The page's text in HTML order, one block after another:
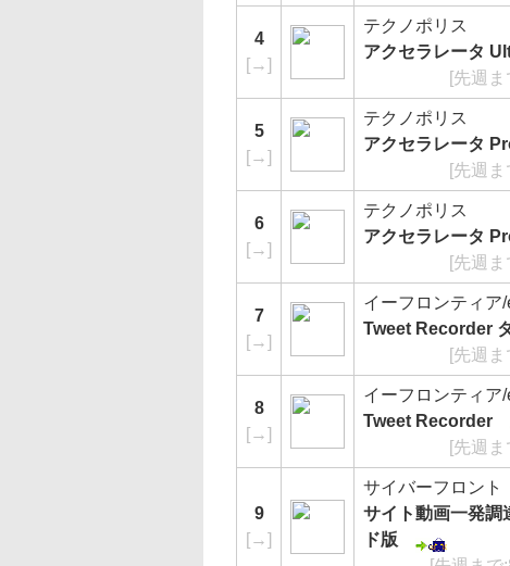
4
[→]
テクノポリス
アクセラレータ
[先週ま
5
[→]
テクノポリス
アクセラレータ
[先週ま
6
[→]
テクノポリス
アクセラレータ
[先週
7
[→]
イーフロンティア
Tweet Recorder
[先週
8
[→]
イーフロンティア
Tweet Recorder
[先週
9
[→]
サイバーフロント
サイト動画一発調
ド版